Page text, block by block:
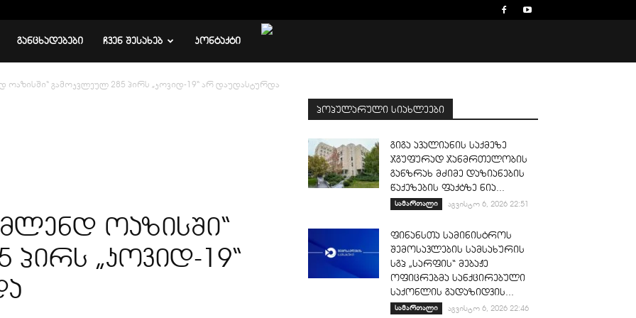
ᲒᲐᲜᲪᲮᲐᲓᲔᲑᲔᲑᲘ ᲩᲕᲔᲜ ᲨᲔᲡᲐᲮᲔᲑ ᲙᲝᲜᲢᲐᲥᲢᲘ
გამოკვლეულ 285 პირს „კოვიდ-19“ არ დაუდასტურდა
ოაზისში“
„კოვიდ-19“
პოპულარული სიახლეები
გიგა ავალიანის საქმეზე
ჯგუფურად ჯანმრთელობის
განზრახ მძიმე დაზიანების
წაქეზების ფაქტზე ნია...
სამართალი აგვისტო 6, 2026 22:51
ფინანსთა სამინისტროს
შემოსავლების სამსახურის
სგპ „სარფის“ მებაჟე
ოფიცრებმა სანქცირებული
საქონლის გადაზიდვის...
სამართალი აგვისტო 6, 2026 22:46